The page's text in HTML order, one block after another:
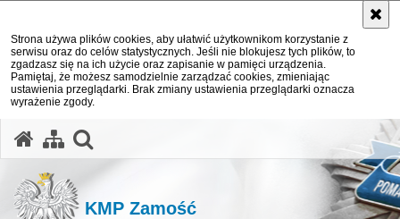
Strona używa plików cookies, aby ułatwić użytkownikom korzystanie z
serwisu oraz do celów statystycznych. Jeśli nie blokujesz tych plików, to
zgadzasz się na ich użycie oraz zapisanie w pamięci urządzenia.
Pamiętaj, że możesz samodzielnie zarządzać cookies, zmieniając
ustawienia przeglądarki. Brak zmiany ustawienia przeglądarki oznacza
wyrażenie zgody.
KMP Zamość